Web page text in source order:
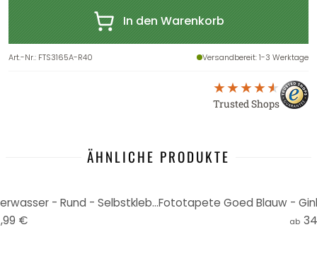
In den Warenkorb
Art.-Nr.: FTS3165A-R40 Versandbereit: 1-3 Werktage
Trusted Shops
ÄHNLICHE PRODUKTE
Fototapete Goed Blauw - Unterwasser - Rund - Selbstklebend/Vlies
€
ab